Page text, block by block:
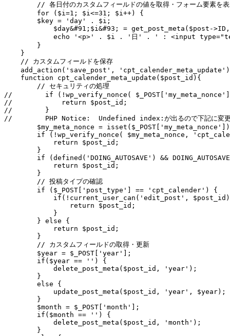
// 各日付のカスタムフィールドの値を取得・フォーム要素を
        for ($i=1; $i<=31; $i++) {
        $key = 'day' . $i;
$day&#91;$i&#93; = get_post_meta($post-
echo '<p>' . $i . '日' . ' : <input
        }
    }
    // カスタムフィールドを保存
add_action('save_post',
    function cpt_calender_meta_update($post_id){
        // セキュリティの処理
//        if (!wp_verify_nonce(
//            return $post_id;
//        }
//        PHP Notice:  Undefined index:が出るので下記に変
$my_meta_nonce =
if (!wp_verify_nonce( $my_meta_nonce,
            return $post_id;
        }
if (defined('DOING_AUTOSAVE') &&
            return $post_id;
        }
        // 投稿タイプの確認
        if ($_POST['post_type'] == 'cpt_calender') {
if(!current_user_can('edit_post',
                return $post_id;
            }
        } else {
            return $post_id;
        }
        // カスタムフィールドの取得・更新
        $year = $_POST['year'];
        if($year == '') {
            delete_post_meta($post_id, 'year');
        }
        else {
            update_post_meta($post_id, 'year', $year);
        }
        $month = $_POST['month'];
        if($month == '') {
            delete_post_meta($post_id, 'month');
        }